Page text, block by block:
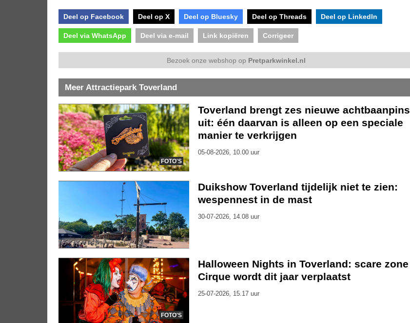
Deel op Facebook Deel op X Deel op Bluesky Deel op Threads Deel op LinkedIn
Deel via WhatsApp Deel via e-mail Link kopiëren Corrigeer
Bezoek onze webshop op Pretparkwinkel.nl
Meer Attractiepark Toverland
FOTO'S
Toverland brengt zes nieuwe achtbaanpins
uit: één daarvan is alleen op een speciale
manier te verkrijgen
05-08-2026, 10.00 uur
Duikshow Toverland tijdelijk niet te zien:
wespennest in de mast
30-07-2026, 14.08 uur
FOTO'S
Halloween Nights in Toverland: scare zone
Cirque wordt dit jaar verplaatst
25-07-2026, 15.17 uur